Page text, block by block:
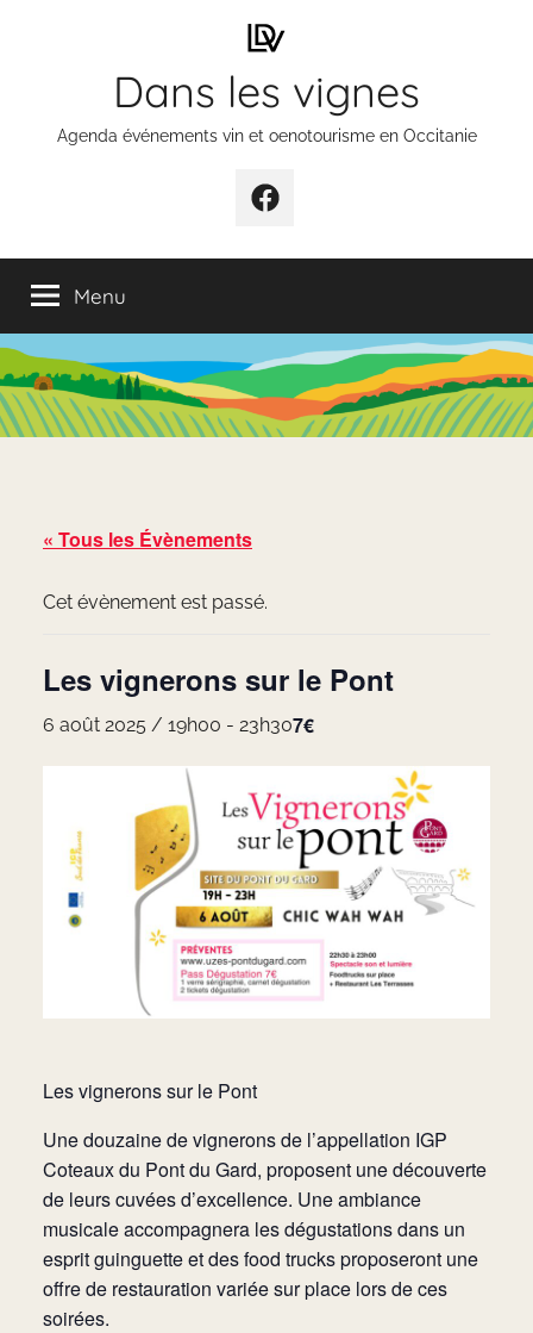
Dans les vignes
Agenda événements vin et oenotourisme en Occitanie
Élément
menu
Menu
« Tous les Évènements
Cet évènement est passé.
Les vignerons sur le Pont
6 août 2025 / 19h00 - 23h307€
Les vignerons sur le Pont
Une douzaine de vignerons de l’appellation IGP
Coteaux du Pont du Gard, proposent une découverte
de leurs cuvées d’excellence. Une ambiance
musicale accompagnera les dégustations dans un
esprit guinguette et des food trucks proposeront une
offre de restauration variée sur place lors de ces
soirées.